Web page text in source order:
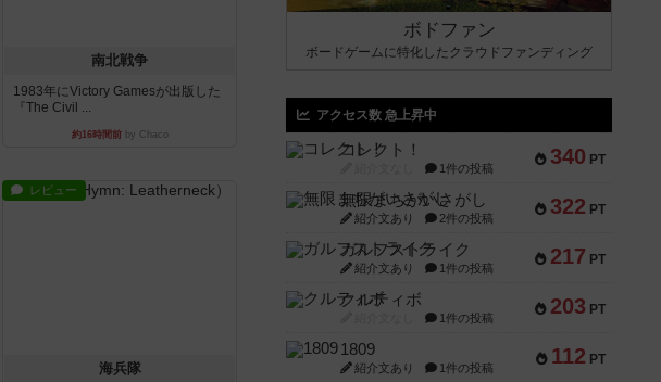
南北戦争
1983年にVictory Gamesが出版した
『The Civil ...
約16時間前by Chaco
レビュー
海兵隊
ボドファン
ボードゲームに特化したクラウドファンディング
アクセス数 急上昇中
340 PT
コレクト！
1件の投稿
322 PT
無限まちがいさがし
紹介文あり 2件の投稿
217 PT
ガルフストライク
紹介文あり 1件の投稿
203 PT
クルティボ
1件の投稿
112 PT
1809
紹介文あり 1件の投稿